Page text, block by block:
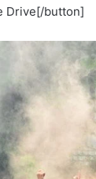
Drive[/button]